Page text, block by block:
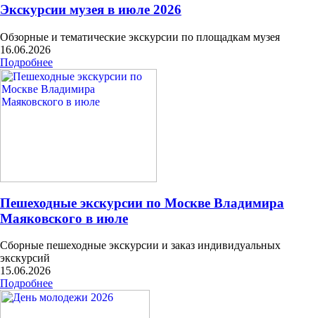
Экскурсии музея в июле 2026
Обзорные и тематические экскурсии по площадкам музея
16.06.2026
Подробнее
Пешеходные экскурсии по Москве Владимира
Маяковского в июле
Сборные пешеходные экскурсии и заказ индивидуальных
экскурсий
15.06.2026
Подробнее